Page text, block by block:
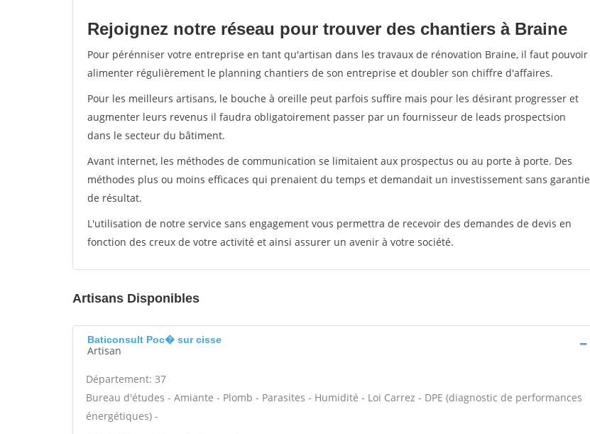
Rejoignez notre réseau pour trouver des chantiers à Braine
Pour pérénniser votre entreprise en tant qu'artisan dans les travaux de rénovation Braine, il faut pouvoir
alimenter régulièrement le planning chantiers de son entreprise et doubler son chiffre d'affaires.
Pour les meilleurs artisans, le bouche à oreille peut parfois suffire mais pour les désirant progresser et
augmenter leurs revenus il faudra obligatoirement passer par un fournisseur de leads prospectsion
dans le secteur du bâtiment.
Avant internet, les méthodes de communication se limitaient aux prospectus ou au porte à porte. Des
méthodes plus ou moins efficaces qui prenaient du temps et demandait un investissement sans garantie
de résultat.
L'utilisation de notre service sans engagement vous permettra de recevoir des demandes de devis en
fonction des creux de votre activité et ainsi assurer un avenir à votre société.
Artisans Disponibles
Baticonsult Poc� sur cisse
Artisan
Département: 37
Bureau d'études - Amiante - Plomb - Parasites - Humidité - Loi Carrez - DPE (diagnostic de performances
énergétiques) -